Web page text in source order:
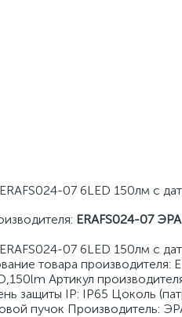
07 6LED 150лм с
ERAFS024-07
07 6LED 150лм с
товара
Артикул
защиты IP: IP65 Цоколь
пучок Производитель: